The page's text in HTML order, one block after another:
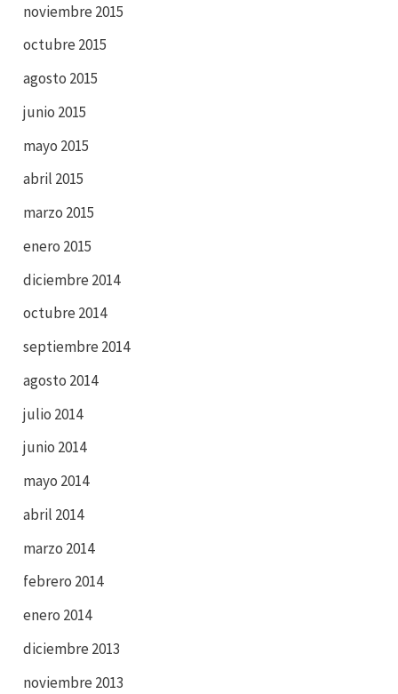
noviembre 2015
octubre 2015
agosto 2015
junio 2015
mayo 2015
abril 2015
marzo 2015
enero 2015
diciembre 2014
octubre 2014
septiembre 2014
agosto 2014
julio 2014
junio 2014
mayo 2014
abril 2014
marzo 2014
febrero 2014
enero 2014
diciembre 2013
noviembre 2013